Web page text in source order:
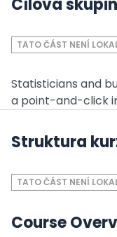
Cílová
TATO ČÁST NENÍ
Statisticians and
a point-and-click
Struktura
TATO ČÁST NENÍ
Course